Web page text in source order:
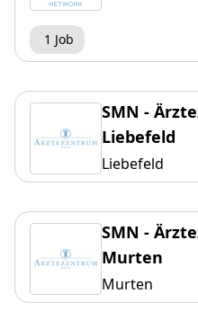
1 Job
SMN -
Liebefeld
Liebefeld
SMN -
Murten
Murten